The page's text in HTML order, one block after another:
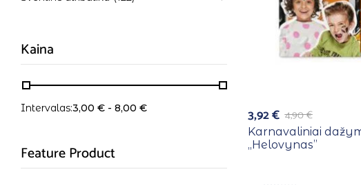
Kaina
Intervalas:3,00 € - 8,00 €
Feature Product
4,90€
3,92€
Karnavaliniai
,,Helovynas”